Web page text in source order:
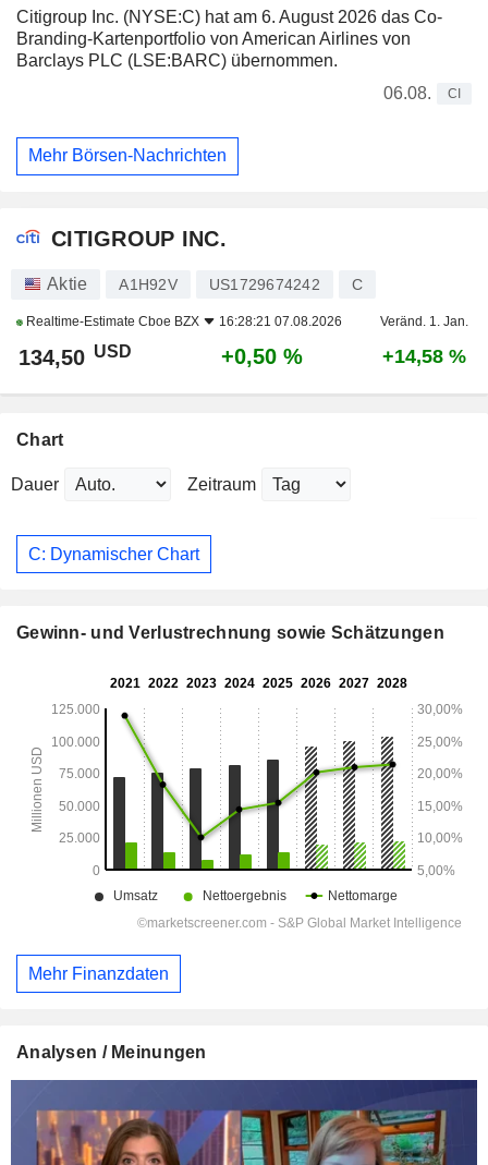
Citigroup Inc. (NYSE:C) hat am 6. August 2026 das Co-
Branding-Kartenportfolio von American Airlines von
Barclays PLC (LSE:BARC) übernommen.
06.08.
CI
Mehr Börsen-Nachrichten
CITIGROUP INC.
Aktie A1H92V US1729674242 C
Realtime-Estimate Cboe BZX 16:28:21 07.08.2026 Veränd. 1. Jan.
134,50 USD +0,50 % +14,58 %
Chart
Dauer Zeitraum
C: Dynamischer Chart
Gewinn- und Verlustrechnung sowie Schätzungen
Mehr Finanzdaten
Analysen / Meinungen